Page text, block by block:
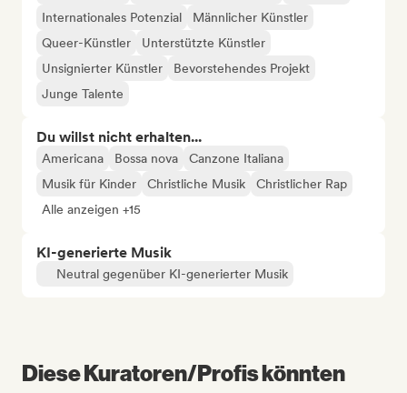
Internationales Potenzial
Männlicher Künstler
Queer-Künstler
Unterstützte Künstler
Unsignierter Künstler
Bevorstehendes Projekt
Junge Talente
Du willst nicht erhalten...
Americana Bossa nova
Canzone Italiana
Musik für Kinder
Christliche Musik
Christlicher Rap
Alle anzeigen +15
KI-generierte Musik
Neutral gegenüber KI-generierter Musik
Diese Kuratoren/Profis könnten